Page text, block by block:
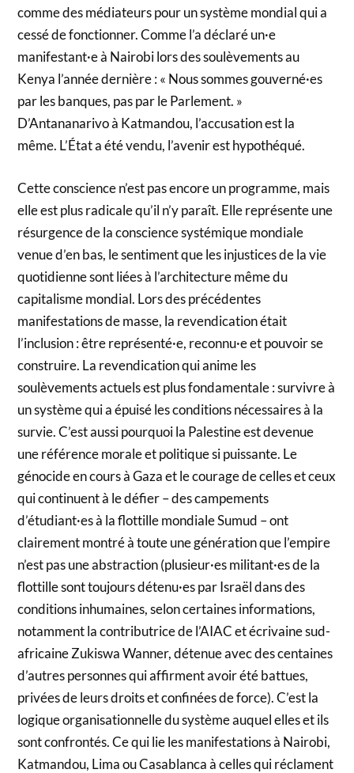
comme des médiateurs pour un système mondial qui a
cessé de fonctionner. Comme l’a déclaré un·e
manifestant·e à Nairobi lors des soulèvements au
Kenya l’année dernière : « Nous sommes gouverné·es
par les banques, pas par le Parlement. »
D’Antananarivo à Katmandou, l’accusation est la
même. L’État a été vendu, l’avenir est hypothéqué.
Cette conscience n’est pas encore un programme, mais
elle est plus radicale qu’il n’y paraît. Elle représente une
résurgence de la conscience systémique mondiale
venue d’en bas, le sentiment que les injustices de la vie
quotidienne sont liées à l’architecture même du
capitalisme mondial. Lors des précédentes
manifestations de masse, la revendication était
l’inclusion : être représenté·e, reconnu·e et pouvoir se
construire. La revendication qui anime les
soulèvements actuels est plus fondamentale : survivre à
un système qui a épuisé les conditions nécessaires à la
survie. C’est aussi pourquoi la Palestine est devenue
une référence morale et politique si puissante. Le
génocide en cours à Gaza et le courage de celles et ceux
qui continuent à le défier – des campements
d’étudiant·es à la flottille mondiale Sumud – ont
clairement montré à toute une génération que l’empire
n’est pas une abstraction (plusieur·es militant·es de la
flottille sont toujours détenu·es par Israël dans des
conditions inhumaines, selon certaines informations,
notamment la contributrice de l’AIAC et écrivaine sud-
africaine Zukiswa Wanner, détenue avec des centaines
d’autres personnes qui affirment avoir été battues,
privées de leurs droits et confinées de force). C’est la
logique organisationnelle du système auquel elles et ils
sont confrontés. Ce qui lie les manifestations à Nairobi,
Katmandou, Lima ou Casablanca à celles qui réclament